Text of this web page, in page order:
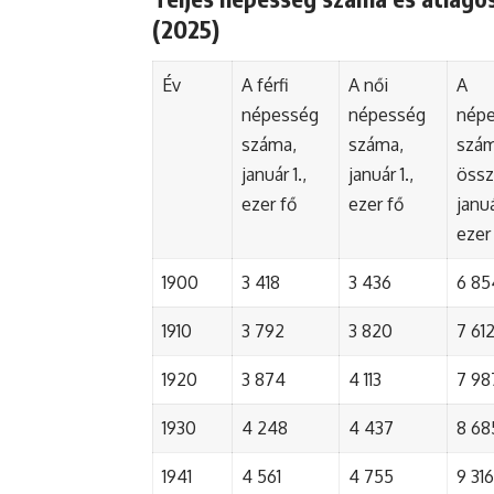
(2025)
Év
A férfi
népesség
száma,
január 1.,
ezer fő
A női
népesség
száma,
január 1.,
ezer fő
A
1900 3 418 3 436 6
1910 3 792 3 820 7 612
1920 3 874 4 113 7
1930 4 248 4 437 8
1941 4 561 4 755 9 316